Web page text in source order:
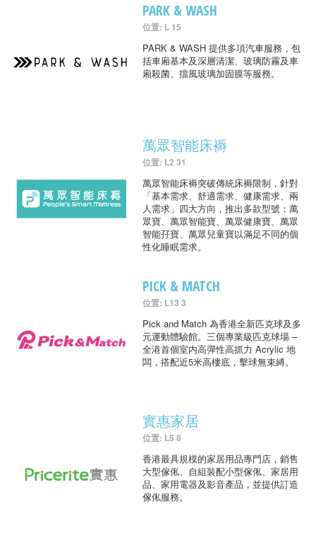
PARK & WASH
位置: L 15
PARK & WASH 提供多項汽車服務，包
括車廂基本及深層清潔、玻璃防霧及車
廂殺菌、擋風玻璃加固膜等服務。
萬眾智能床褥
位置: L2 31
萬眾智能床褥突破傳統床褥限制，針對
「基本需求、舒適需求、健康需求、兩
人需求」四大方向，推出多款型號：萬
眾寶、萬眾智能寶、萬眾健康寶、萬眾
智能孖寶、萬眾兒童寶以滿足不同的個
性化睡眠需求。
PICK & MATCH
位置: L13 3
Pick and Match 為香港全新匹克球及多
元運動體驗館。三個專業級匹克球場 –
全港首個室内高彈性高抓力 Acrylic 地
闆，搭配近5米高樓底，擊球無束縛。
實惠家居
位置: L5 8
香港最具規模的家居用品專門店，銷售
大型傢俬、自組裝配小型傢俬、家居用
品、家用電器及影音產品，並提供訂造
傢俬服務。